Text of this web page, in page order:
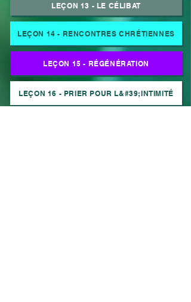
LEÇON 13 - LE CÉLIBAT
LEÇON 14 - RENCONTRES CHRÉTIENNES
LEÇON 15 - RÉGÉNÉRATION
LEÇON 16 - PRIER POUR L&#39;INTIMITÉ